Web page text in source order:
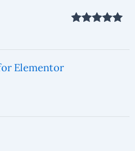
Elementor